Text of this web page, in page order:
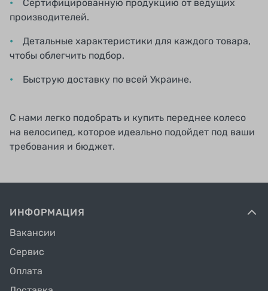
Сертифицированную продукцию от ведущих
производителей.
Детальные характеристики для каждого товара,
чтобы облегчить подбор.
Быструю доставку по всей Украине.
С нами легко подобрать и купить переднее колесо
на велосипед, которое идеально подойдет под ваши
требования и бюджет.
ИНФОРМАЦИЯ
Вакансии
Сервис
Оплата